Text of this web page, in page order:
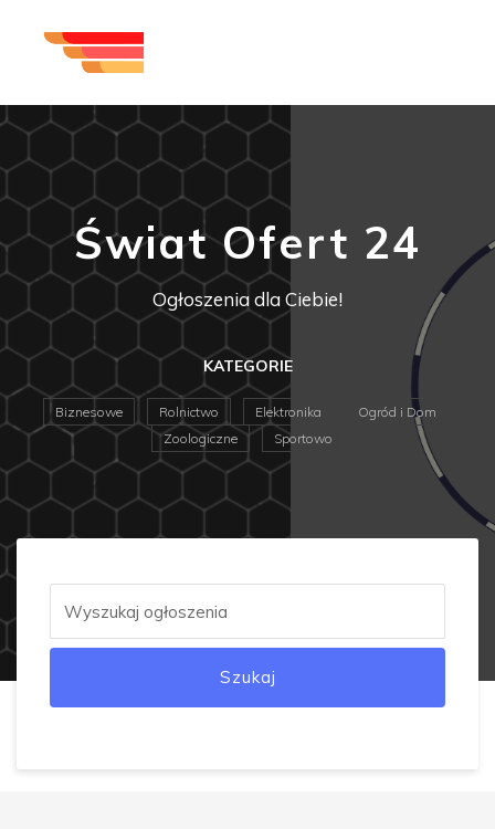
Świat Ofert 24
Ogłoszenia dla Ciebie!
KATEGORIE
Biznesowe Rolnictwo Elektronika
Ogród i Dom
Zoologiczne
Sportowo
Szukaj